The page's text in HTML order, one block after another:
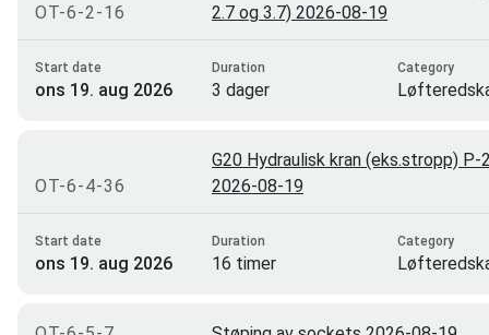
OT-6-2-16
Start date
ons 19. aug 2026
2.7 og 3.7) 2026-08-19
Duration
3 dager
Category
OT-6-4-36
Start date
ons 19. aug 2026
G20 Hydraulisk kran (eks.stropp) P-
2026-08-19
Duration
16 timer
Category